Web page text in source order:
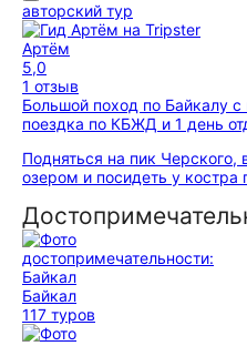
авторский тур
Артём
5,0
1 отзыв
Большой поход по Байкалу
поездка по КБЖД и 1 день
Подняться на пик Черского,
озером и посидеть у костра
Байкал
117 туров